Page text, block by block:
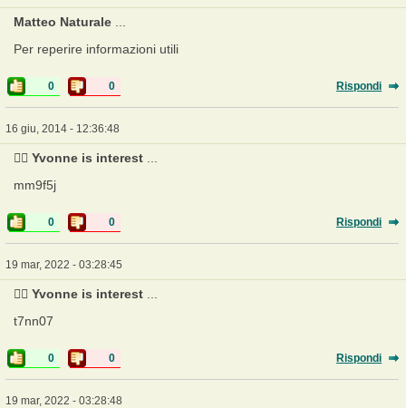
Matteo Naturale
Per reperire informazioni utili
0 0 Rispondi
16 giu, 2014 - 12:36:48
❤️‍🔥 Yvonne is interest
mm9f5j
0 0 Rispondi
19 mar, 2022 - 03:28:45
❤️‍🔥 Yvonne is interest
t7nn07
0 0 Rispondi
19 mar, 2022 - 03:28:48